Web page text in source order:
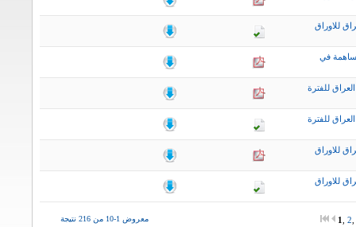
للاوراق
في
للفترة
للفترة
للاوراق
للاوراق
معروض 1-10 من 216 نتيجة 1 2